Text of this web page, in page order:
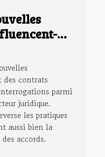
?
contrats
parmi
juridique.
les pratiques
aussi bien la
accords.